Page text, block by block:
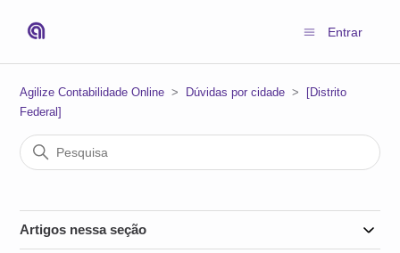
Entrar
Agilize Contabilidade Online Dúvidas por cidade
[Distrito
Federal]
Artigos nessa seção